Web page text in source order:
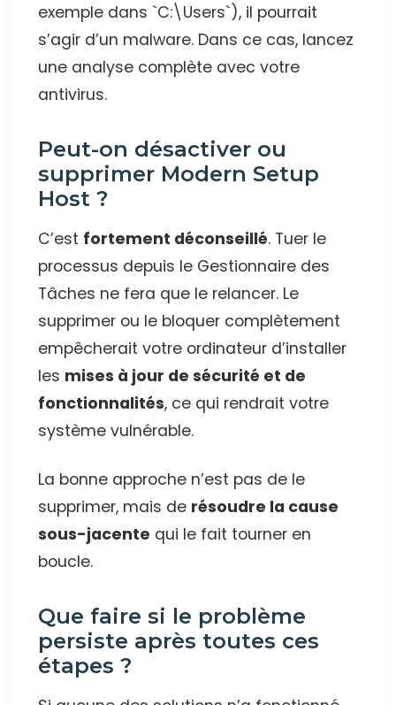
exemple dans `C:\Users`), il pourrait
s’agir d’un malware. Dans ce cas, lancez
une analyse complète avec votre
antivirus.
Peut-on désactiver ou
supprimer Modern Setup
Host ?
C’est fortement déconseillé. Tuer le
processus depuis le Gestionnaire des
Tâches ne fera que le relancer. Le
supprimer ou le bloquer complètement
empêcherait votre ordinateur d’installer
les mises à jour de sécurité et de
fonctionnalités, ce qui rendrait votre
système vulnérable.
La bonne approche n’est pas de le
supprimer, mais de résoudre la cause
sous-jacente qui le fait tourner en
boucle.
Que faire si le problème
persiste après toutes ces
étapes ?